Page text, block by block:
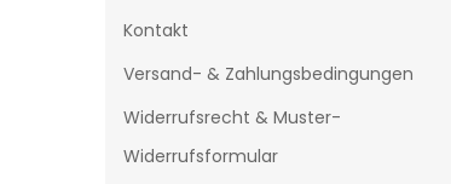
Kontakt
Versand- & Zahlungsbedingungen
Widerrufsrecht & Muster-
Widerrufsformular